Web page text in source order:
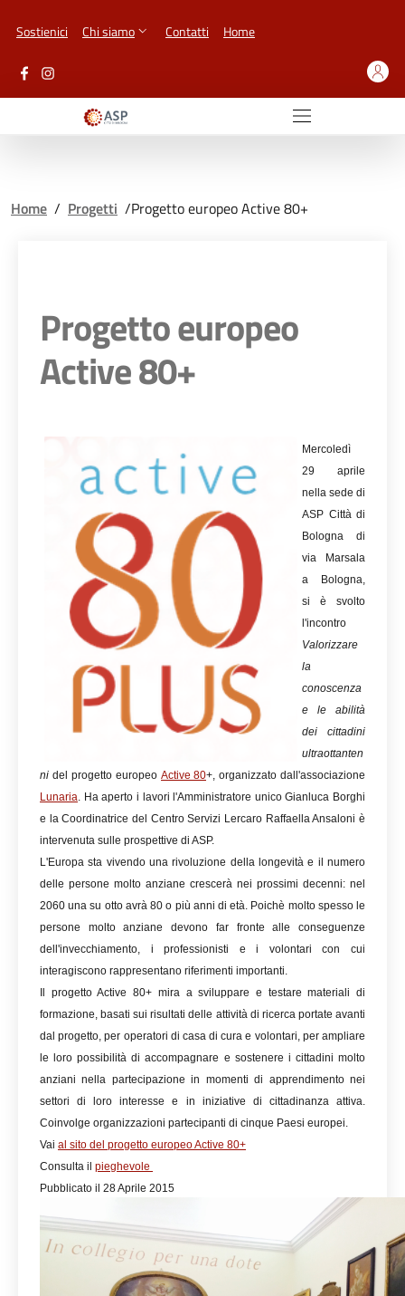
Sostienici Chi siamo Contatti Home
Home / Progetti /Progetto europeo Active 80+
Progetto europeo
Active 80+
Mercoledì
29 aprile
nella sede di
ASP Città di
Bologna di
via Marsala
a Bologna,
si è svolto
l'incontro
Valorizzare
la
conoscenza
e le abilità
dei cittadini
ultraottanten
ni del progetto europeo Active 80+, organizzato dall'associazione
Lunaria. Ha aperto i lavori l'Amministratore unico Gianluca Borghi
e la Coordinatrice del Centro Servizi Lercaro Raffaella Ansaloni è
intervenuta sulle prospettive di ASP.
L'Europa sta vivendo una rivoluzione della longevità e il numero
delle persone molto anziane crescerà nei prossimi decenni: nel
2060 una su otto avrà 80 o più anni di età. Poichè molto spesso le
persone molto anziane devono far fronte alle conseguenze
dell'invecchiamento, i professionisti e i volontari con cui
interagiscono rappresentano riferimenti importanti.
Il progetto Active 80+ mira a sviluppare e testare materiali di
formazione, basati sui risultati delle attività di ricerca portate avanti
dal progetto, per operatori di casa di cura e volontari, per ampliare
le loro possibilità di accompagnare e sostenere i cittadini molto
anziani nella partecipazione in momenti di apprendimento nei
settori di loro interesse e in iniziative di cittadinanza attiva.
Coinvolge organizzazioni partecipanti di cinque Paesi europei.
Vai al sito del progetto europeo Active 80+
Consulta il pieghevole
Pubblicato il 28 Aprile 2015